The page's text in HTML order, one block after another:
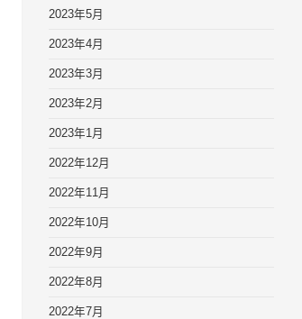
2023年5月
2023年4月
2023年3月
2023年2月
2023年1月
2022年12月
2022年11月
2022年10月
2022年9月
2022年8月
2022年7月